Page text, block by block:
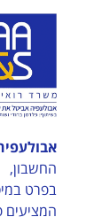
החשבון,
בפרט
המציעים